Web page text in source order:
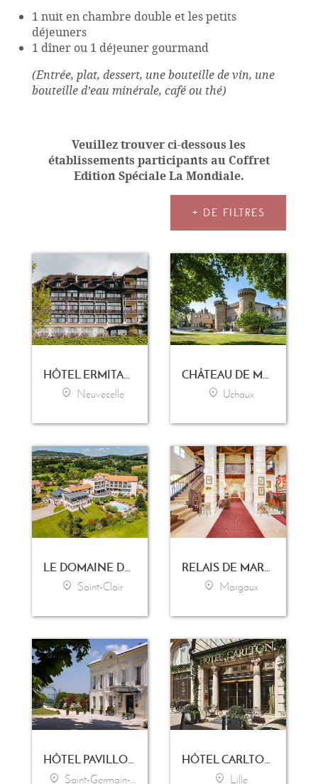
1 nuit en chambre double et les petits
déjeuners
1 dîner ou 1 déjeuner gourmand
(Entrée, plat, dessert, une bouteille de vin, une
bouteille d’eau minérale, café ou thé)
Veuillez trouver ci-dessous les
établissements participants au Coffret
Edition Spéciale La Mondiale.
+ DE FILTRES
HÔTEL ERMITAGE - EVIAN RESORT
Neuvecelle Uchaux
LE DOMAINE DE SAINT-CLAIR
Saint-Clair Margaux
HÔTEL PAVILLON HENRI IV
Saint-Germain-en-Laye
HÔTEL CARLTON LILLE
Lille